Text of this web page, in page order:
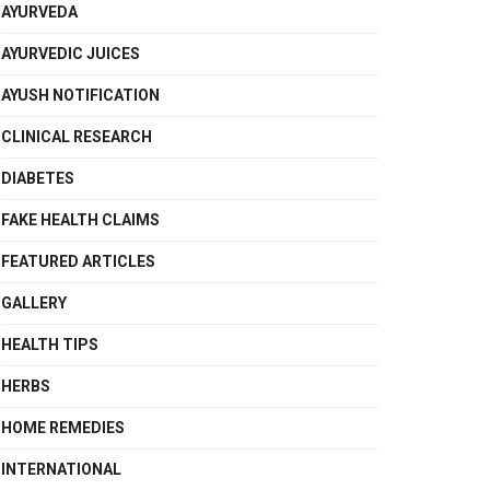
AYURVEDA
AYURVEDIC JUICES
AYUSH NOTIFICATION
CLINICAL RESEARCH
DIABETES
FAKE HEALTH CLAIMS
FEATURED ARTICLES
GALLERY
HEALTH TIPS
HERBS
HOME REMEDIES
INTERNATIONAL